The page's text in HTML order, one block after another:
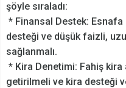
şöyle sıraladı:
* Finansal Destek:
desteği ve düşük faizli,
sağlanmalı.
* Kira Denetimi: Fahiş kira
getirilmeli ve kira desteği